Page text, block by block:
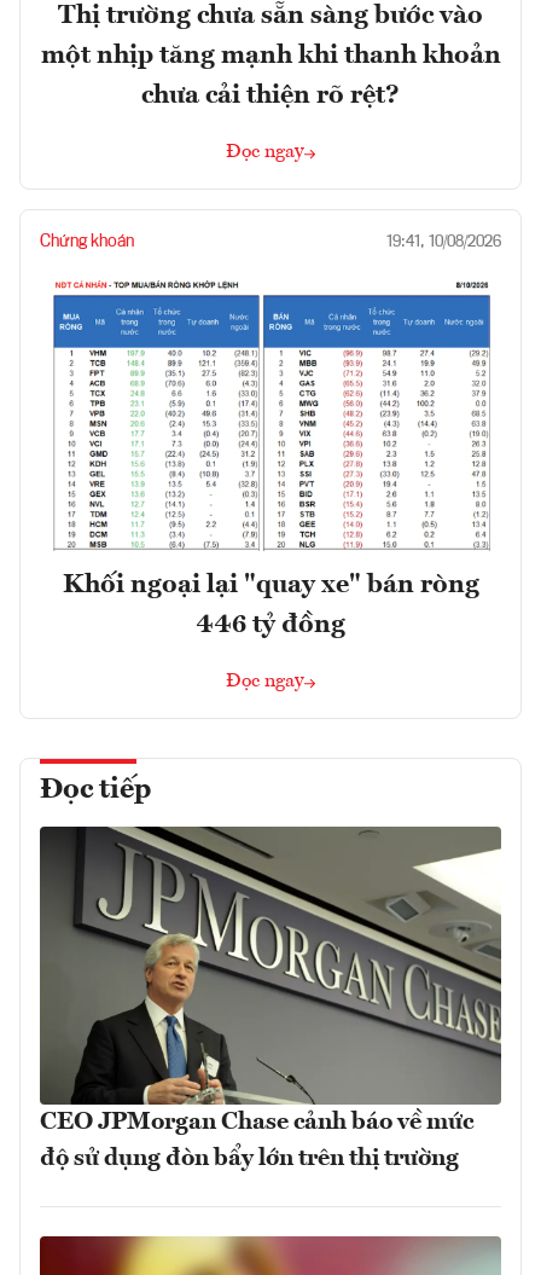
Thị trường chưa sẵn sàng bước vào
một nhịp tăng mạnh khi thanh khoản
chưa cải thiện rõ rệt?
Đọc ngay
Chứng khoán 19:41, 10/08/2026
Khối ngoại lại "quay xe" bán ròng
446 tỷ đồng
Đọc ngay
Đọc tiếp
CEO JPMorgan Chase cảnh báo về mức
độ sử dụng đòn bẩy lớn trên thị trường